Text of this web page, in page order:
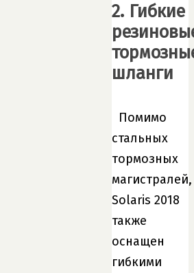
2. Гибкие
шланги
Помимо
стальных
тормозных
магистралей,
Solaris 2018
также
оснащен
гибкими